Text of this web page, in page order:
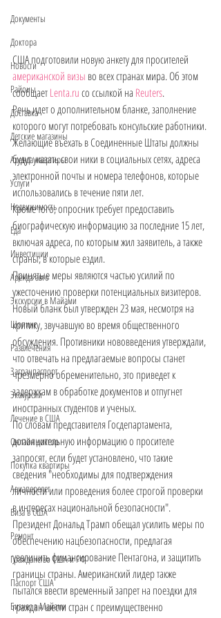
Документы
Доктора
Новости
Районы
Доставка
Детские магазины
Аренда квартиры
Услуги
Недвижимость
Еда
Инвестиции
Аренда авто
Экскурсии в Майами
Шопинг
Развлечения
Загранпаспорт
Экскурсии
Лечение в США
Онлайн доктор
Покупка квартиры
Авиаперелет
Виза в США
Ремонт
Гражданство США и РФ
Паспорт США
Бизнес в Майами
США подготовили новую анкету для просителей
американской визы во всех странах мира. Об этом
сообщает Lenta.ru со ссылкой на Reuters.
Речь идет о дополнительном бланке, заполнение
которого могут потребовать консульские работники.
Желающие въехать в Соединенные Штаты должны
будут указать свои ники в социальных сетях, адреса
электронной почты и номера телефонов, которые
использовались в течение пяти лет.
Кроме того, опросник требует предоставить
биографическую информацию за последние 15 лет,
включая адреса, по которым жил заявитель, а также
страны, в которые ездил.
Принятые меры являются частью усилий по
ужесточению проверки потенциальных визитеров.
Новый бланк был утвержден 23 мая, несмотря на
критику, звучавшую во время общественного
обсуждения. Противники нововведения утверждали,
что отвечать на предлагаемые вопросы станет
чрезмерно обременительно, это приведет к
задержкам в обработке документов и отпугнет
иностранных студентов и ученых.
По словам представителя Госдепартамента,
дополнительную информацию о просителе
запросят, если будет установлено, что такие
сведения "необходимы для подтверждения
личности или проведения более строгой проверки
в интересах национальной безопасности".
Президент Дональд Трамп обещал усилить меры по
обеспечению нацбезопасности, предлагая
увеличить финансирование Пентагона, и защитить
границы страны. Американский лидер также
пытался ввести временный запрет на поездки для
граждан шести стран с преимущественно